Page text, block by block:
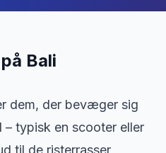
på Bali
dem, der bevæger sig
– typisk en scooter eller
til de risterrasser,